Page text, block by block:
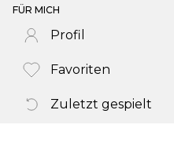
FÜR MICH
Profil
Favoriten
Zuletzt gespielt